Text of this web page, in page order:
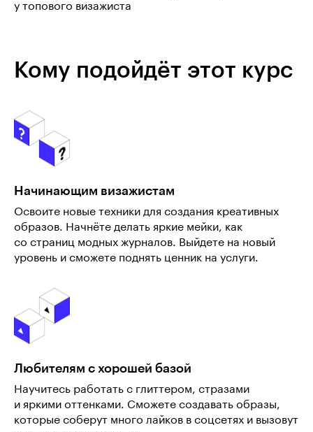
у топового визажиста
Кому подойдёт этот курс
Начинающим визажистам
Освоите новые техники для создания креативных
образов. Начнёте делать яркие мейки, как
со страниц модных журналов. Выйдете на новый
уровень и сможете поднять ценник на услуги.
Любителям с хорошей базой
Научитесь работать с глиттером, стразами
и яркими оттенками. Сможете создавать образы,
которые соберут много лайков в соцсетях и вызовут